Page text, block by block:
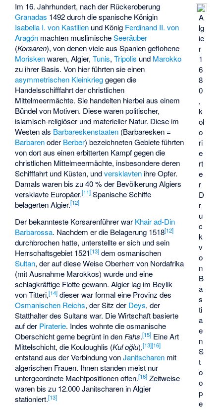
A
lg
ie
r
1
6
8
0
,
k
ol
o
ri
e
rt
e
r
D
r
u
c
k
v
o
n
B
a
s
ti
a
e
n
S
t
o
o
p
e
Im 16. Jahrhundert, nach der Rückeroberung
Granadas 1492 durch die spanische Königin
Isabella I. von Kastilien und König Ferdinand II. von
Aragón machten muslimischeSeeräuber
(Korsaren), von denen viele aus Spanien geflohene
Moriskenwaren, Algier,Tunis,Tripolis und Marokko
zu ihrer Basis. Von hier führten sie einen
asymmetrischen Kleinkrieggegen die
Handelsschifffahrt der christlichen
Mittelmeermächte. Sie handelten hierbei aus einem
Bündel von Motiven. Diese waren politischer,
islamisch-religiöser und materieller Natur. Diese im
Westen als Barbareskenstaaten (Barbaresken =
Barbarenoder Berber) bezeichneten Gebiete führten
von dort aus einen erbitterten Kampf gegen die
christlichen Mittelmeermächte, insbesondere deren
Schifffahrt und Küsten, undversklavten ihre Opfer.
Damals waren bis zu 40 % der Bevölkerung Algiers
versklavte Europäer.[11] Spanische Schiffe
belagerten Algier.[12]
Der bekannteste Korsarenführer war Khair ad-Din
Barbarossa. Nachdem er die Belagerung 1518[12]
durchbrochen hatte, unterstellte er sich und sein
Herrschaftsgebiet 1521[13] dem osmanischen
Sultan, der auf diese Weise Oberherr von Nordafrika
(mit Ausnahme Marokkos) wurde und eine
schlagkräftige Flotte gewann. Algier lag im Beylik
von Titteri,[14] dieser war formal eine Provinz des
Osmanischen Reichs, der Sitz der Deys, der
Statthalter des Sultans war. Die Wirtschaft basierte
auf der Piraterie. Indes wohnte die osmanische
Oberschicht gerne begrünt in denFahs.[15] Eine Art
Mittelschicht, die Kouloughlis (Kul oğlu),[13][16]
entstand aus der Verbindung vonJanitscharen mit
algerischen Frauen. Ihnen standen meist nur
untergeordnete Machtpositionen offen.[16] Zeitweise
waren bis zu 12.000 Janitscharen in Algier
stationiert.[13]